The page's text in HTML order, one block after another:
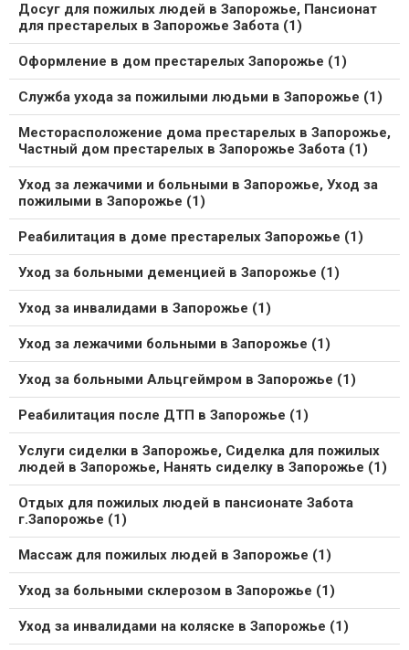
Досуг для пожилых людей в Запорожье, Пансионат
для престарелых в Запорожье Забота (1)
Оформление в дом престарелых Запорожье (1)
Служба ухода за пожилыми людьми в Запорожье (1)
Месторасположение дома престарелых в Запорожье,
Частный дом престарелых в Запорожье Забота (1)
Уход за лежачими и больными в Запорожье, Уход за
пожилыми в Запорожье (1)
Реабилитация в доме престарелых Запорожье (1)
Уход за больными деменцией в Запорожье (1)
Уход за инвалидами в Запорожье (1)
Уход за лежачими больными в Запорожье (1)
Уход за больными Альцгеймром в Запорожье (1)
Реабилитация после ДТП в Запорожье (1)
Услуги сиделки в Запорожье, Сиделка для пожилых
людей в Запорожье, Нанять сиделку в Запорожье (1)
Отдых для пожилых людей в пансионате Забота
г.Запорожье (1)
Массаж для пожилых людей в Запорожье (1)
Уход за больными склерозом в Запорожье (1)
Уход за инвалидами на коляске в Запорожье (1)